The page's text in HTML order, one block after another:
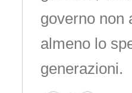
governo non
almeno lo
generazioni.